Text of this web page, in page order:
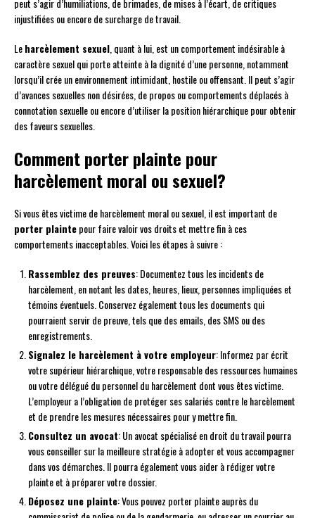
injustifiées ou encore de surcharge de travail.
Leharcèlement sexuel , quant à lui, est un comportement indésirable à
caractère sexuel qui porte atteinte à la dignité d’une personne, notamment
lorsqu’il crée un environnement intimidant, hostile ou offensant. Il peut s’agir
d’avances sexuelles non désirées, de propos ou comportements déplacés à
connotation sexuelle ou encore d’utiliser la position hiérarchique pour obtenir
des faveurs sexuelles.
Comment porter plainte pour
harcèlement moral ou sexuel?
Si vous êtes victime de harcèlement moral ou sexuel, il est important de
porter plaintepour faire valoir vos droits et mettre fin à ces
comportements inacceptables. Voici les étapes à suivre :
Rassemblez des preuves: Documentez tous les incidents de
harcèlement, en notant les dates, heures, lieux, personnes impliquées et
témoins éventuels. Conservez également tous les documents qui
pourraient servir de preuve, tels que des emails, des SMS ou des
enregistrements.
Signalez le harcèlement à votre employeur: Informez par écrit
votre supérieur hiérarchique, votre responsable des ressources humaines
ou votre délégué du personnel du harcèlement dont vous êtes victime.
L’employeur a l’obligation de protéger ses salariés contre le harcèlement
et de prendre les mesures nécessaires pour y mettre fin.
Consultez un avocat: Un avocat spécialisé en droit du travail pourra
vous conseiller sur la meilleure stratégie à adopter et vous accompagner
dans vos démarches. Il pourra également vous aider à rédiger votre
plainte et à préparer votre dossier.
Déposez une plainte: Vous pouvez porter plainte auprès du